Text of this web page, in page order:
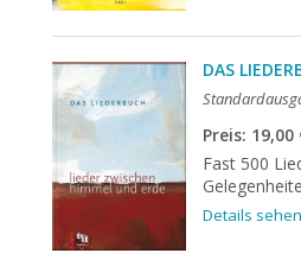
DAS
Preis: 19,00
Fast 500
Details sehen